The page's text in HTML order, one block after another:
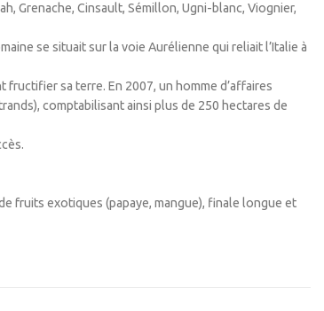
Grenache, Cinsault, Sémillon, Ugni-blanc, Viognier,
se situait sur la voie Aurélienne qui reliait l’Italie à
sa terre. En 2007, un homme d’affaires
comptabilisant ainsi plus de 250 hectares de
fruits exotiques (papaye, mangue), finale longue et